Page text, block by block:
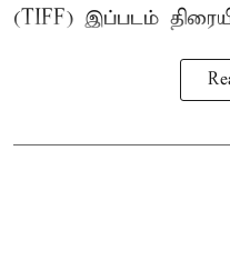
(TIFF) இப்படம்